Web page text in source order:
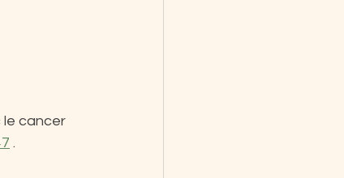
le cancer
.